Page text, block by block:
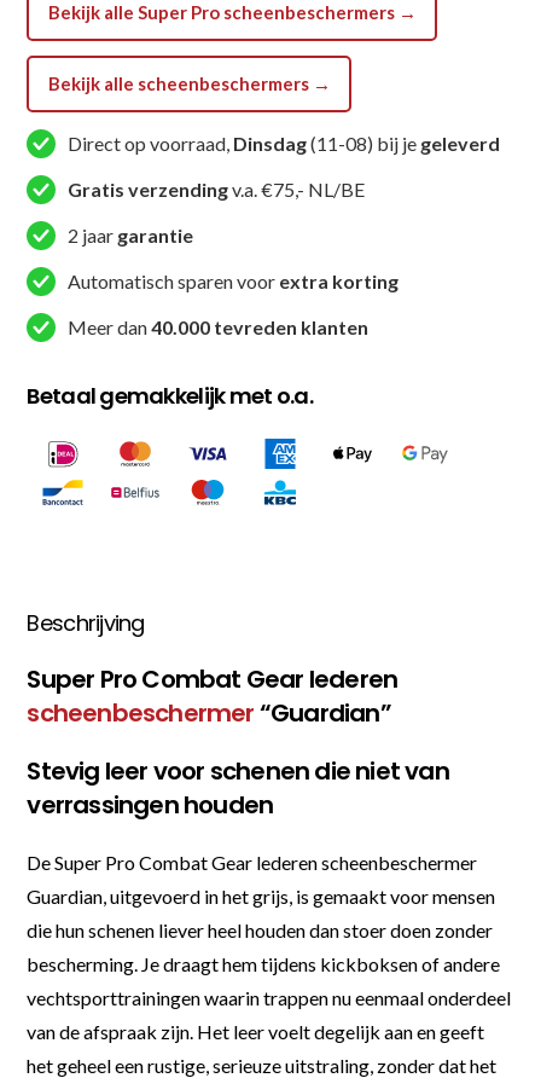
Bekijk alle Super Pro scheenbeschermers →
Bekijk alle scheenbeschermers →
Direct op voorraad, Dinsdag(11-08) bij je geleverd
Gratis verzendingv.a. €75,- NL/BE
2 jaar garantie
Automatisch sparen voor extra korting
Meer dan40.000 tevreden klanten
Betaal gemakkelijk met o.a.
Beschrijving
Super Pro Combat Gear lederen
scheenbeschermer“Guardian”
Stevig leer voor schenen die niet van
verrassingen houden
De Super Pro Combat Gear lederen scheenbeschermer
Guardian, uitgevoerd in het grijs, is gemaakt voor mensen
die hun schenen liever heel houden dan stoer doen zonder
bescherming. Je draagt hem tijdens kickboksen of andere
vechtsporttrainingen waarin trappen nu eenmaal onderdeel
van de afspraak zijn. Het leer voelt degelijk aan en geeft
het geheel een rustige, serieuze uitstraling, zonder dat het